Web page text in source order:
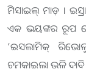
ମିସାଇଲ୍ ମାଡ଼ ।
ଏକ ଭୟଙ୍କର ରୂପ
‘ଇସଲାମିକ୍
ଚମକାଇଲା ଭଳି ଦାବି